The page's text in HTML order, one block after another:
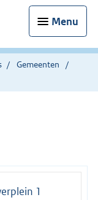
Menu
Gemeenten
1